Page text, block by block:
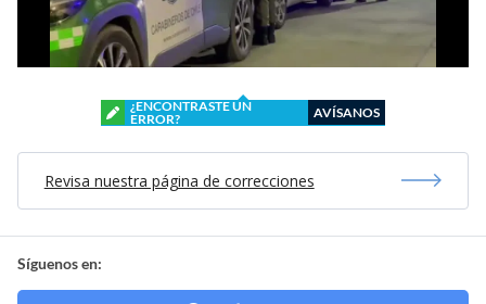
¿ENCONTRASTE UN
ERROR?
AVÍSANOS
Revisa nuestra página de correcciones
Síguenos en: